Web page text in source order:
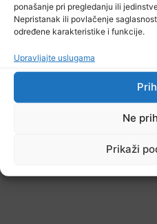
ponašanje pri pregledanju ili
Nepristanak ili povlačenje
određene karakteristike i funkcije.
Upravljajte uslugama
Ne
Prikaži